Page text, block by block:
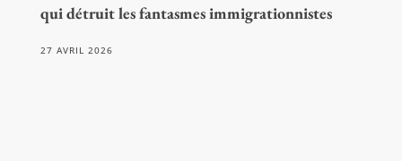
qui détruit les fantasmes immigrationnistes
27 AVRIL 2026